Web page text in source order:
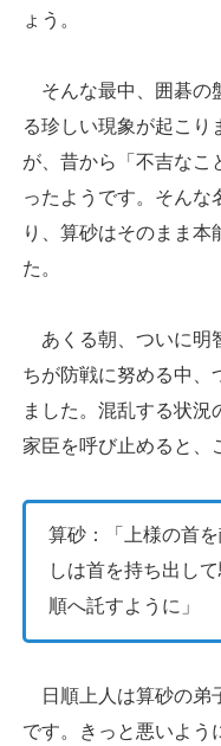
ょう。
そんな最中、囲碁の
る珍しい現象が起こり
が、昔から「不吉なこ
ったようです。そんな
り、算砂はそのまま本
た。
あくる朝、ついに明
ちが防戦に努める中、
ました。混乱する状
家臣を呼び止めると、
算砂：「上様の首
しは首を持ち出し
順へ託すように」
日順上人は算砂の弟
です。きっと悪いよう